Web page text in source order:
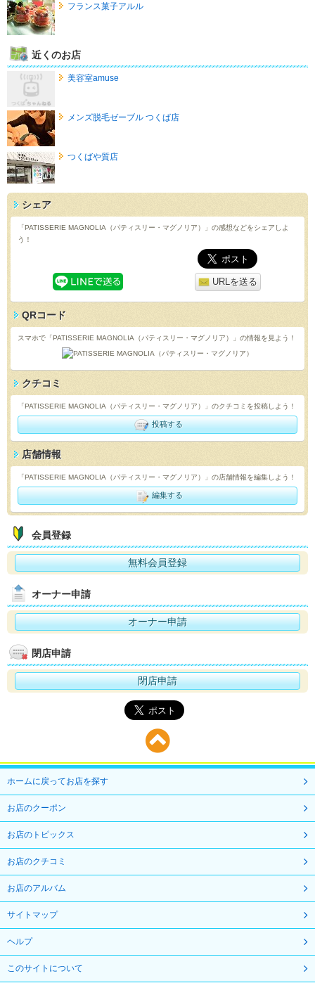
フランス菓子アルル
近くのお店
美容室amuse
メンズ脱毛ゼーブル つくば店
つくばや質店
シェア
「PATISSERIE MAGNOLIA（パティスリー・マグノリア）」の感想などをシェアしよ
う！
URLを送る
QRコード
スマホで「PATISSERIE MAGNOLIA（パティスリー・マグノリア）」の情報を見よう！
クチコミ
「PATISSERIE MAGNOLIA（パティスリー・マグノリア）」のクチコミを投稿しよう！
投稿する
店舗情報
「PATISSERIE MAGNOLIA（パティスリー・マグノリア）」の店舗情報を編集しよう！
編集する
会員登録
無料会員登録
オーナー申請
オーナー申請
閉店申請
閉店申請
ホームに戻ってお店を探す
お店のクーポン
お店のトピックス
お店のクチコミ
お店のアルバム
サイトマップ
ヘルプ
このサイトについて